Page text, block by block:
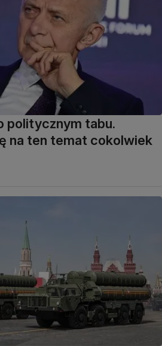
politycznym tabu.
na ten temat cokolwiek